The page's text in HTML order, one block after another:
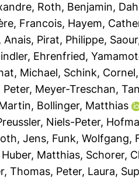
, Roth, Benjamin,
Francois, Hayem,
Anais, Pirat, Philippe,
Ehrenfried,
Michael, Schink, Cornel
Peter, Meyer-Treschan,
, Bollinger, Matthias
Niels-Peter,
Jens, Funk, Wolfgang,
Huber, Matthias, Schorer,
Thomas, Peter, Laura,